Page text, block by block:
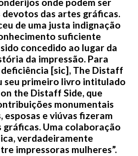
das artes gráficas.
de uma justa indignação
suficiente
concedido ao lugar da
da impressão. Para
[sic], The Distaff
seu primeiro livro intitulado
the Distaff Side, que
monumentais
esposas e viúvas fizeram
gráficas. Uma colaboração
verdadeiramente
impressoras mulheres”.